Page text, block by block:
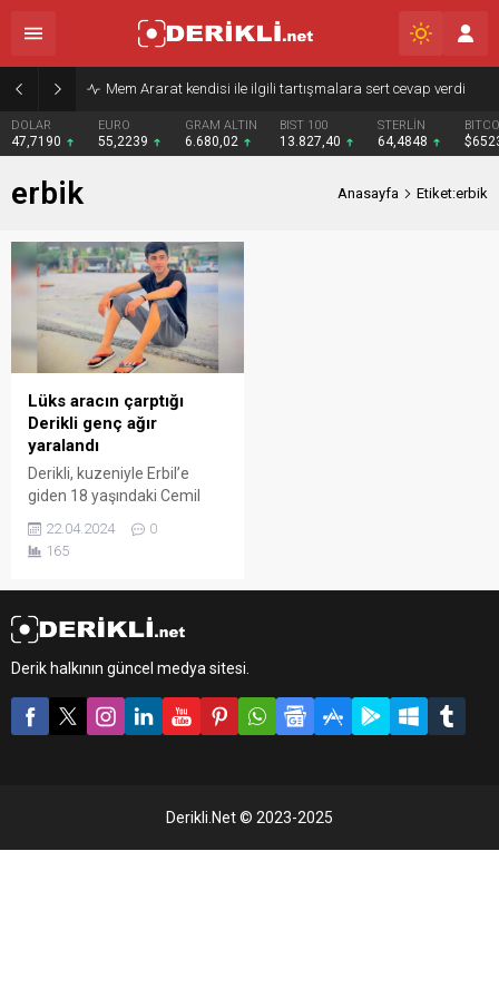
Mem Ararat kendisi ile ilgili tartışmalara sert cevap verdi
DOLAR
47,7190
EURO
55,2239
GRAM ALTIN
6.680,02
BIST 100
13.827,40
STERLİN
64,4848
erbik Anasayfa Etiket:erbik
Lüks aracın çarptığı
Derikli genç ağır
yaralandı
Derikli, kuzeniyle Erbil’e
giden 18 yaşındaki Cemil
geçmeye çalışırken, lüks
aracın çarpması sonucu ağır
22.04.2024
0
165
Derik halkının güncel medya sitesi.
Derikli.Net © 2023-2025